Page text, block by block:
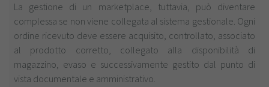
La gestione di un marketplace, tuttavia, può diventare
complessa se non viene collegata al sistema gestionale. Ogni
ordine ricevuto deve essere acquisito, controllato, associato
al prodotto corretto, collegato alla disponibilità di
magazzino, evaso e successivamente gestito dal punto di
vista documentale e amministrativo.